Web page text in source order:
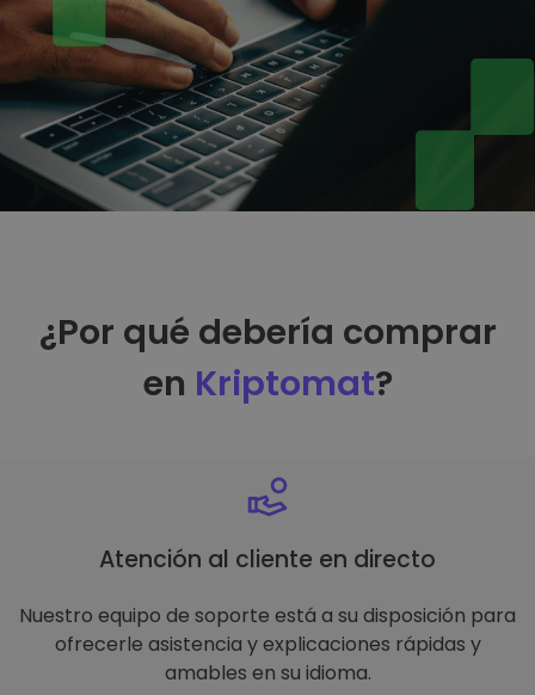
¿Por qué debería comprar
en Kriptomat?
Atención al cliente en directo
Nuestro equipo de soporte está a su disposición para
ofrecerle asistencia y explicaciones rápidas y
amables en su idioma.